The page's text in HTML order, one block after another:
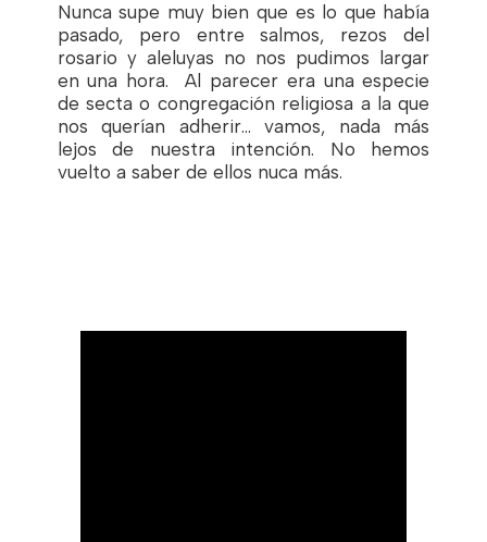
Nunca supe muy bien que es lo que había
pasado, pero entre salmos, rezos del
rosario y aleluyas no nos pudimos largar
en una hora. Al parecer era una especie
de secta o congregación religiosa a la que
nos querían adherir… vamos, nada más
lejos de nuestra intención. No hemos
vuelto a saber de ellos nuca más.